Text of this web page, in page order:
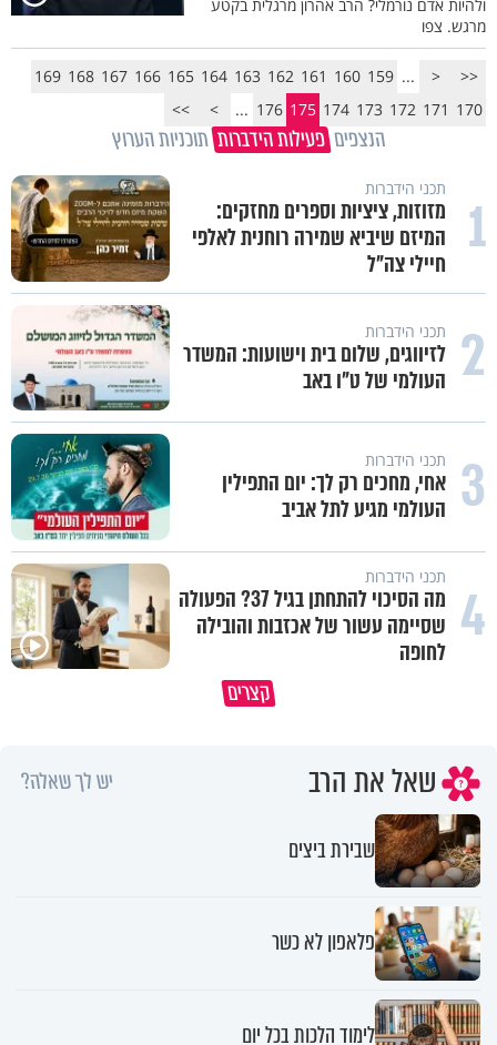
ולהיות אדם נורמלי? הרב אהרון מרגלית בקטע
מרגש. צפו
<<
<
...
159
160
161
162
163
164
165
166
167
168
169
170
171
172
173
174
175
176
...
>
>>
הנצפים פעילות הידברות תוכניות הערוץ
1 תכני הידברות
מזוזות, ציציות וספרים מחזקים:
המיזם שיביא שמירה רוחנית לאלפי
חיילי צה"ל
2 תכני הידברות
לזיווגים, שלום בית וישועות: המשדר
העולמי של ט"ו באב
3 תכני הידברות
אחי, מחכים רק לך: יום התפילין
העולמי מגיע לתל אביב
4 תכני הידברות
מה הסיכוי להתחתן בגיל 37? הפעולה
שסיימה עשור של אכזבות והובילה
לחופה
קצרים
שאל את הרב יש לך שאלה?
שבירת ביצים
פלאפון לא כשר
לימוד הלכות בכל יום